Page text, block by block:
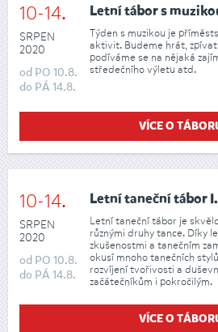
10-14.
SRPEN
2020
od PO 10.8.
do PÁ 14.8.
Letní tábor s
Týden s muzikou je
aktivit. Budeme hrát,
podíváme se na nějaká
středečního výletu atd.
VÍCE O
10-14.
SRPEN
2020
od PO 10.8.
do PÁ 14.8.
Letní taneční tábor
Letní taneční tábor je
různými druhy tance. Díky
zkušenostmi a tanečním
okusí mnoho tanečních
rozvíjení tvořivosti a
začátečníkům i pokročilým.
VÍCE O